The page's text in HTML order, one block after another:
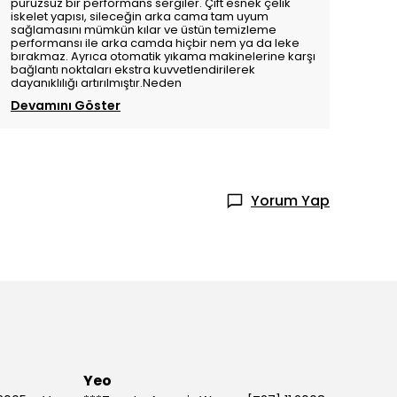
iskelet yapısı, sileceğin arka cama tam uyum
sağlamasını mümkün kılar ve üstün temizleme
performansı ile arka camda hiçbir nem ya da leke
bırakmaz. Ayrıca otomatik yıkama makinelerine karşı
bağlantı noktaları ekstra kuvvetlendirilerek
dayanıklılığı artırılmıştır.Neden
Devamını Göster
Yorum Yap
Yeo